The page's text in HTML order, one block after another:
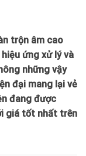
trộn âm cao
ứng xử lý và
những vậy
đại mang lại vẻ
đang được
giá tốt nhất trên